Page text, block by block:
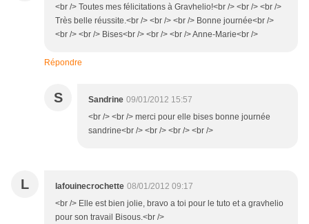
<br /> Toutes mes félicitations à Gravhelio!<br /> <br /> <br />
Très belle réussite.<br /> <br /> <br /> Bonne journée<br />
<br /> <br /> Bises<br /> <br /> <br /> Anne-Marie<br />
Répondre
S Sandrine 09/01/2012 15:57
<br /> <br /> merci pour elle bises bonne journée
sandrine<br /> <br /> <br /> <br />
L lafouinecrochette 08/01/2012 09:17
<br /> Elle est bien jolie, bravo a toi pour le tuto et a gravhelio
pour son travail Bisous.<br />